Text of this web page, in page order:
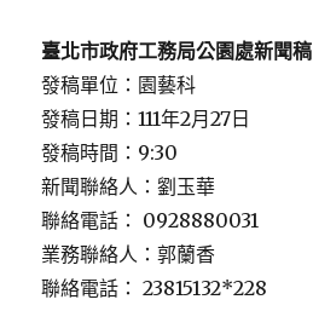
臺北市政府工務局公園處新聞稿
發稿單位：園藝科
發稿日期：111年2月27日
發稿時間：9:30
新聞聯絡人：劉玉華
聯絡電話： 0928880031
業務聯絡人：郭蘭香
聯絡電話： 23815132*228